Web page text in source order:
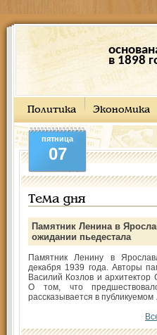
в 1898
Политика Экономика
пятница
07
Тема дня
Памятник Ленина в
ожидании пьедестала
Памятник Ленину в
декабря 1939 года. Авторы
Василий Козлов и архитектор
О том, что
рассказывается в публикуемом